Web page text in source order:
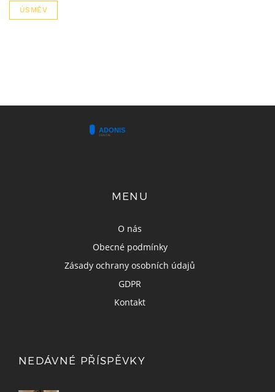
ÚSMĚV
MENU
O nás
Obecné podmínky
Zásady ochrany osobních údajů
GDPR
Kontakt
NEDÁVNÉ PŘÍSPĚVKY